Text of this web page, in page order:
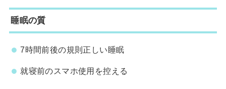
睡眠の質
7時間前後の規則正しい睡眠
就寝前のスマホ使用を控える